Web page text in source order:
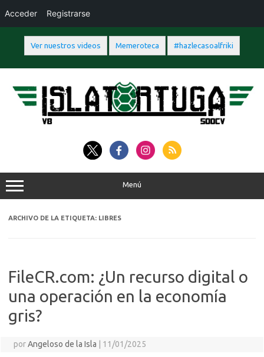
Ver nuestros videos Memeroteca #hazlecasoalfriki
Acceder Registrarse
contenido
Menú
ARCHIVO DE LA ETIQUETA: LIBRES
FileCR.com: ¿Un recurso digital o
una operación en la economía
gris?
porAngeloso de la Isla 11/01/2025